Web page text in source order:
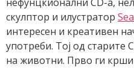
скулптор и илустратор
интересен и креативен
употреби. Тој од старите
на животни. Прво ги